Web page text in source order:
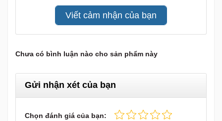
Viết cảm nhận của bạn
Chưa có bình luận nào cho sản phẩm này
Gửi nhận xét của bạn
Chọn đánh giá của bạn: